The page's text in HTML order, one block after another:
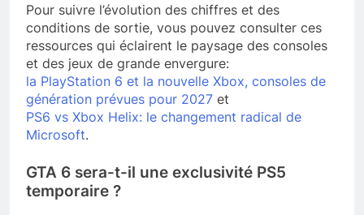
Pour suivre l’évolution des chiffres et des
conditions de sortie, vous pouvez consulter ces
ressources qui éclairent le paysage des consoles
et des jeux de grande envergure:
la PlayStation 6 et la nouvelle Xbox, consoles de
génération prévues pour 2027 et
PS6 vs Xbox Helix: le changement radical de
Microsoft.
GTA 6 sera-t-il une exclusivité PS5
temporaire ?